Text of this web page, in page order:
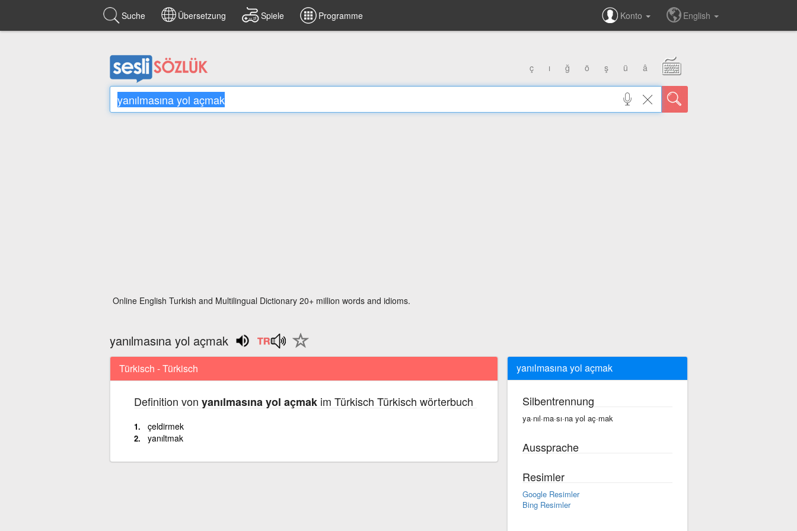
Suche Übersetzung Spiele Programme Konto English
ç ı ğ ö ş ü â
Online English Turkish and Multilingual Dictionary 20+ million words and idioms.
yanılmasına yol açmak
Türkisch - Türkisch
Definition von yanılmasına yol açmakim Türkisch Türkisch wörterbuch
çeldirmek
yanıltmak
yanılmasına yol açmak
Silbentrennung
ya·nıl·ma·sı·na yol aç·mak
Aussprache
Resimler
Google Resimler
Bing Resimler